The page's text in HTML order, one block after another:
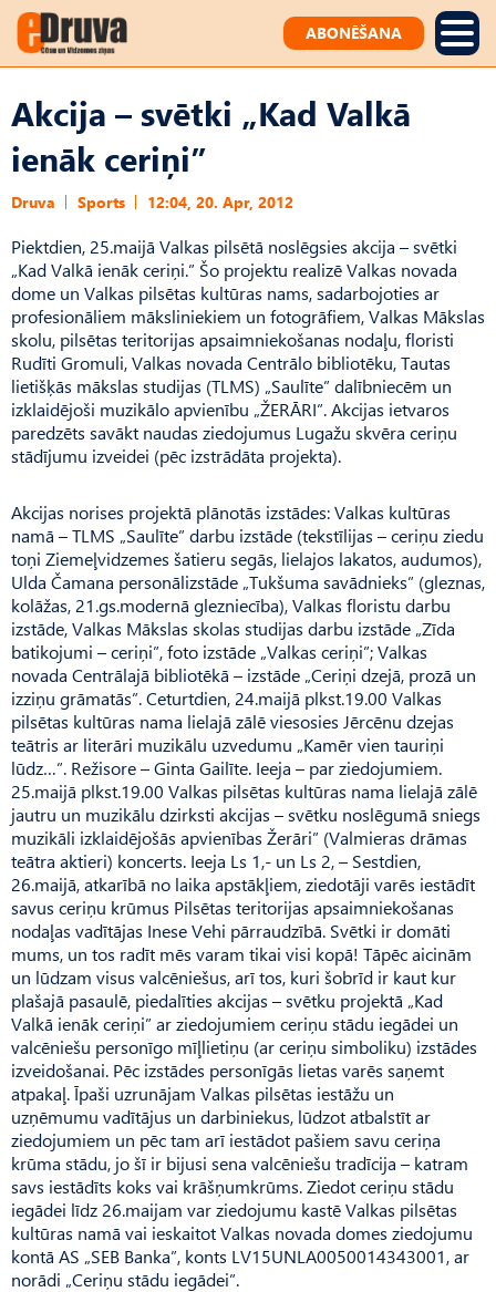
ABONĒŠANA
Akcija – svētki „Kad Valkā
ienāk ceriņi”
Druva Sports 12:04, 20. Apr, 2012
Piektdien, 25.maijā Valkas pilsētā noslēgsies akcija – svētki
„Kad Valkā ienāk ceriņi.” Šo projektu realizē Valkas novada
dome un Valkas pilsētas kultūras nams, sadarbojoties ar
profesionāliem māksliniekiem un fotogrāfiem, Valkas Mākslas
skolu, pilsētas teritorijas apsaimniekošanas nodaļu, floristi
Rudīti Gromuli, Valkas novada Centrālo bibliotēku, Tautas
lietišķās mākslas studijas (TLMS) „Saulīte” dalībniecēm un
izklaidējoši muzikālo apvienību „ŽERĀRI”. Akcijas ietvaros
paredzēts savākt naudas ziedojumus Lugažu skvēra ceriņu
stādījumu izveidei (pēc izstrādāta projekta).
Akcijas norises projektā plānotās izstādes: Valkas kultūras
namā – TLMS „Saulīte” darbu izstāde (tekstīlijas – ceriņu ziedu
toņi Ziemeļvidzemes šatieru segās, lielajos lakatos, audumos),
Ulda Čamana personālizstāde „Tukšuma savādnieks” (gleznas,
kolāžas, 21.gs.modernā glezniecība), Valkas floristu darbu
izstāde, Valkas Mākslas skolas studijas darbu izstāde „Zīda
batikojumi – ceriņi”, foto izstāde „Valkas ceriņi”; Valkas
novada Centrālajā bibliotēkā – izstāde „Ceriņi dzejā, prozā un
izziņu grāmatās”. Ceturtdien, 24.maijā plkst.19.00 Valkas
pilsētas kultūras nama lielajā zālē viesosies Jērcēnu dzejas
teātris ar literāri muzikālu uzvedumu „Kamēr vien tauriņi
lūdz…”. Režisore – Ginta Gailīte. Ieeja – par ziedojumiem.
25.maijā plkst.19.00 Valkas pilsētas kultūras nama lielajā zālē
jautru un muzikālu dzirksti akcijas – svētku noslēgumā sniegs
muzikāli izklaidējošās apvienības Žerāri” (Valmieras drāmas
teātra aktieri) koncerts. Ieeja Ls 1,- un Ls 2, – Sestdien,
26.maijā, atkarībā no laika apstākļiem, ziedotāji varēs iestādīt
savus ceriņu krūmus Pilsētas teritorijas apsaimniekošanas
nodaļas vadītājas Inese Vehi pārraudzībā. Svētki ir domāti
mums, un tos radīt mēs varam tikai visi kopā! Tāpēc aicinām
un lūdzam visus valcēniešus, arī tos, kuri šobrīd ir kaut kur
plašajā pasaulē, piedalīties akcijas – svētku projektā „Kad
Valkā ienāk ceriņi” ar ziedojumiem ceriņu stādu iegādei un
valcēniešu personīgo mīļlietiņu (ar ceriņu simboliku) izstādes
izveidošanai. Pēc izstādes personīgās lietas varēs saņemt
atpakaļ. Īpaši uzrunājam Valkas pilsētas iestāžu un
uzņēmumu vadītājus un darbiniekus, lūdzot atbalstīt ar
ziedojumiem un pēc tam arī iestādot pašiem savu ceriņa
krūma stādu, jo šī ir bijusi sena valcēniešu tradīcija – katram
savs iestādīts koks vai krāšņumkrūms. Ziedot ceriņu stādu
iegādei līdz 26.maijam var ziedojumu kastē Valkas pilsētas
kultūras namā vai ieskaitot Valkas novada domes ziedojumu
kontā AS „SEB Banka”, konts LV15UNLA0050014343001, ar
norādi „Ceriņu stādu iegādei”.